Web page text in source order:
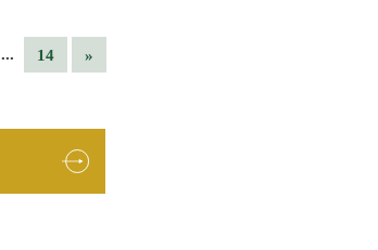
... »
14